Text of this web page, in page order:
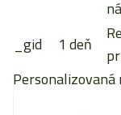
_gid
1 deň